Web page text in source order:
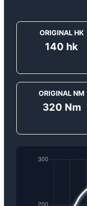
ORIGINAL HK
140 hk
ORIGINAL NM
320 Nm